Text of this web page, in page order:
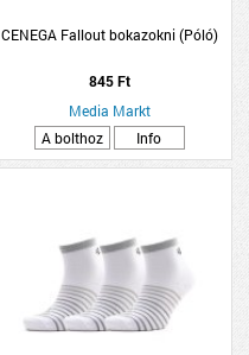
CENEGA Fallout bokazokni (Póló)
845 Ft
Media Markt
A bolthoz
Info